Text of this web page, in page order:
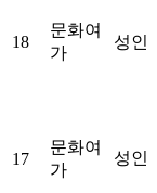
18
문화여
가
성인
17
문화여
가
성인